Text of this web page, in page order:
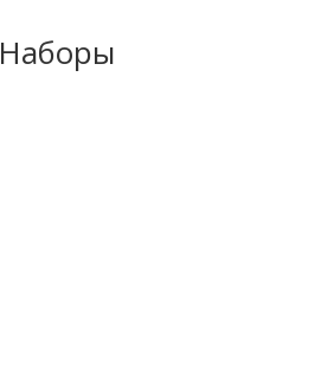
Наборы